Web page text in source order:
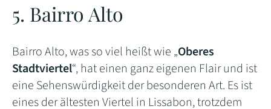
5. Bairro Alto
Bairro Alto, was so viel heißt wie „Oberes
Stadtviertel“, hat einen ganz eigenen Flair und ist
eine Sehenswürdigkeit der besonderen Art. Es ist
eines der ältesten Viertel in Lissabon, trotzdem